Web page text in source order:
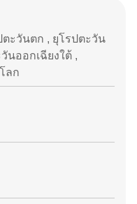
ตะวันตก , ยุโรปตะวัน
นออกเฉียงใต้ ,
ลก